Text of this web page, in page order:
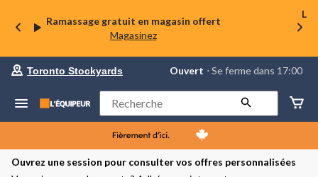
Ramassage gratuit en magasin offert
Magasinez
La
votre
préféré
Toronto
Stockyards,
courament
Ouvert,
Se
Toronto Stockyards Ouvert ⋅ Se ferme dans 17:00
Rechercher
Ouvrez une session pour consulter vos offres personnalisées